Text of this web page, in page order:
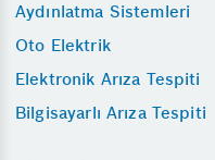
Aydınlatma Sistemleri
Oto Elektrik
Elektronik Arıza Tespiti
Bilgisayarlı Arıza Tespiti